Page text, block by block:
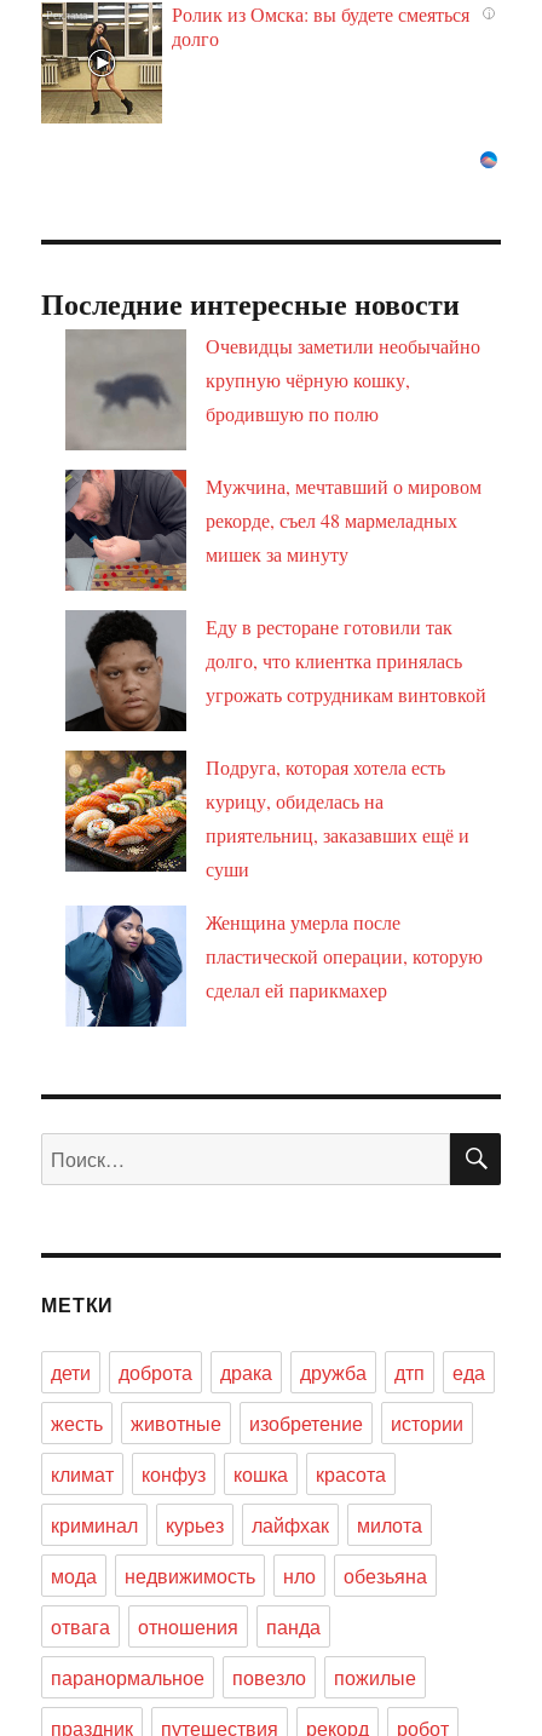
i
Ролик из Омска: вы будете смеяться
долго
Последние интересные новости
Очевидцы заметили необычайно
крупную чёрную кошку,
бродившую по полю
Мужчина, мечтавший о мировом
рекорде, съел 48 мармеладных
мишек за минуту
Еду в ресторане готовили так
долго, что клиентка принялась
угрожать сотрудникам винтовкой
Подруга, которая хотела есть
курицу, обиделась на
приятельниц, заказавших ещё и
суши
Женщина умерла после
пластической операции, которую
сделал ей парикмахер
Искать:
МЕТКИ
дети доброта драка дружба дтп
еда
жесть
животные изобретение
истории
климат
конфуз кошка
красота
криминал
курьез лайфхак
милота
мода
недвижимость нло
обезьяна
отвага
отношения
панда
паранормальное
повезло
пожилые
праздник
путешествия рекорд
робот